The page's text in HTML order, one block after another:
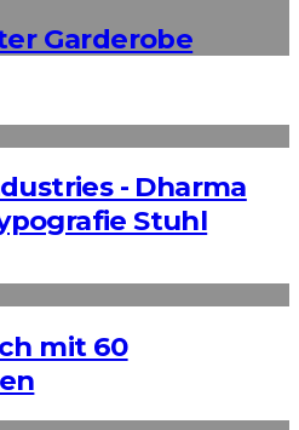
Garderobe
- Dharma
Stuhl
mit 60